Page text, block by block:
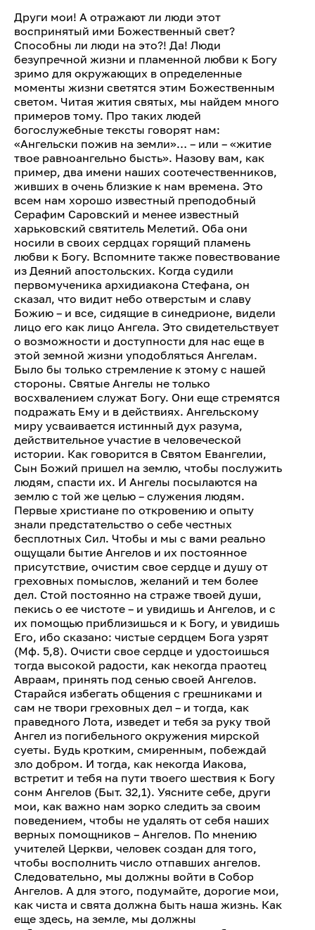
Други мои! А отражают ли люди этот
воспринятый ими Божественный свет?
Способны ли люди на это?! Да! Люди
безупречной жизни и пламенной любви к Богу
зримо для окружающих в определенные
моменты жизни светятся этим Божественным
светом. Читая жития святых, мы найдем много
примеров тому. Про таких людей
богослужебные тексты говорят нам:
«Ангельски пожив на земли»… – или – «житие
твое равноангельно бысть». Назову вам, как
пример, два имени наших соотечественников,
живших в очень близкие к нам времена. Это
всем нам хорошо известный преподобный
Серафим Саровский и менее известный
харьковский святитель Мелетий. Оба они
носили в своих сердцах горящий пламень
любви к Богу. Вспомните также повествование
из Деяний апостольских. Когда судили
первомученика архидиакона Стефана, он
сказал, что видит небо отверстым и славу
Божию – и все, сидящие в синедрионе, видели
лицо его как лицо Ангела. Это свидетельствует
о возможности и доступности для нас еще в
этой земной жизни уподобляться Ангелам.
Было бы только стремление к этому с нашей
стороны. Святые Ангелы не только
восхвалением служат Богу. Они еще стремятся
подражать Ему и в действиях. Ангельскому
миру усваивается истинный дух разума,
действительное участие в человеческой
истории. Как говорится в Святом Евангелии,
Сын Божий пришел на землю, чтобы послужить
людям, спасти их. И Ангелы посылаются на
землю с той же целью – служения людям.
Первые христиане по откровению и опыту
знали предстательство о себе честных
бесплотных Сил. Чтобы и мы с вами реально
ощущали бытие Ангелов и их постоянное
присутствие, очистим свое сердце и душу от
греховных помыслов, желаний и тем более
дел. Стой постоянно на страже твоей души,
пекись о ее чистоте – и увидишь и Ангелов, и с
их помощью приблизишься и к Богу, и увидишь
Его, ибо сказано: чистые сердцем Бога узрят
(Мф. 5,8). Очисти свое сердце и удостоишься
тогда высокой радости, как некогда праотец
Авраам, принять под сенью своей Ангелов.
Старайся избегать общения с грешниками и
сам не твори греховных дел – и тогда, как
праведного Лота, изведет и тебя за руку твой
Ангел из погибельного окружения мирской
суеты. Будь кротким, смиренным, побеждай
зло добром. И тогда, как некогда Иакова,
встретит и тебя на пути твоего шествия к Богу
сонм Ангелов (Быт. 32,1). Уясните себе, други
мои, как важно нам зорко следить за своим
поведением, чтобы не удалять от себя наших
верных помощников – Ангелов. По мнению
учителей Церкви, человек создан для того,
чтобы восполнить число отпавших ангелов.
Следовательно, мы должны войти в Собор
Ангелов. А для этого, подумайте, дорогие мои,
как чиста и свята должна быть наша жизнь. Как
еще здесь, на земле, мы должны